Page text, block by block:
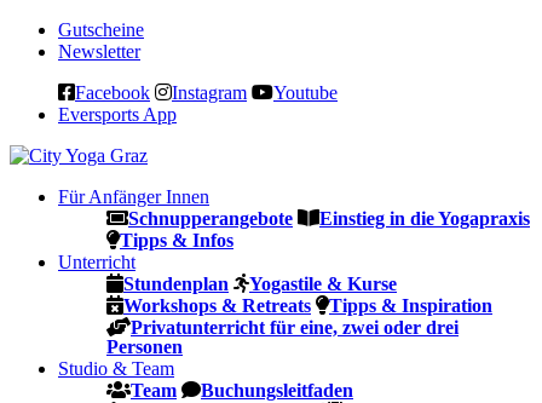
Gutscheine
Newsletter
Facebook Instagram Youtube
Eversports App
Für Anfänger Innen
Schnupperangebote
Einstieg in die Yogapraxis
Tipps & Infos
Unterricht
Stundenplan
Yogastile & Kurse
Workshops & Retreats
Tipps & Inspiration
Privatunterricht für eine, zwei oder drei
Personen
Studio & Team
Team
Buchungsleitfaden